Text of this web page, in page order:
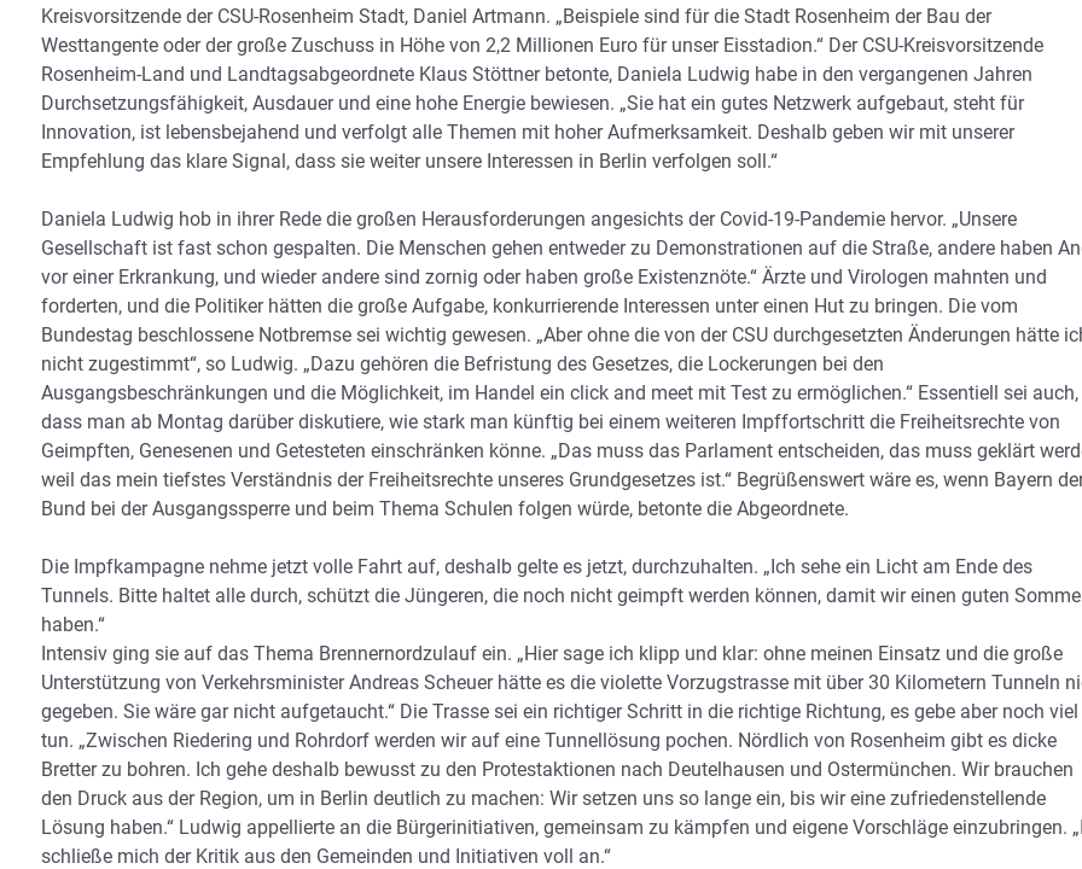
Kreisvorsitzende der CSU-Rosenheim Stadt, Daniel Artmann. „Beispiele sind für die Stadt Rosenheim der Bau der
Westtangente oder der große Zuschuss in Höhe von 2,2 Millionen Euro für unser Eisstadion.“ Der CSU-Kreisvorsitzende
Rosenheim-Land und Landtagsabgeordnete Klaus Stöttner betonte, Daniela Ludwig habe in den vergangenen Jahren
Durchsetzungsfähigkeit, Ausdauer und eine hohe Energie bewiesen. „Sie hat ein gutes Netzwerk aufgebaut, steht für
Innovation, ist lebensbejahend und verfolgt alle Themen mit hoher Aufmerksamkeit. Deshalb geben wir mit unserer
Empfehlung das klare Signal, dass sie weiter unsere Interessen in Berlin verfolgen soll.“
Daniela Ludwig hob in ihrer Rede die großen Herausforderungen angesichts der Covid-19-Pandemie hervor. „Unsere
Gesellschaft ist fast schon gespalten. Die Menschen gehen entweder zu Demonstrationen auf die Straße, andere haben
vor einer Erkrankung, und wieder andere sind zornig oder haben große Existenznöte.“ Ärzte und Virologen mahnten und
forderten, und die Politiker hätten die große Aufgabe, konkurrierende Interessen unter einen Hut zu bringen. Die vom
Bundestag beschlossene Notbremse sei wichtig gewesen. „Aber ohne die von der CSU durchgesetzten Änderungen hätte
nicht zugestimmt“, so Ludwig. „Dazu gehören die Befristung des Gesetzes, die Lockerungen bei den
Ausgangsbeschränkungen und die Möglichkeit, im Handel ein click and meet mit Test zu ermöglichen.“ Essentiell sei auch,
dass man ab Montag darüber diskutiere, wie stark man künftig bei einem weiteren Impffortschritt die Freiheitsrechte von
Geimpften, Genesenen und Getesteten einschränken könne. „Das muss das Parlament entscheiden, das muss geklärt
weil das mein tiefstes Verständnis der Freiheitsrechte unseres Grundgesetzes ist.“ Begrüßenswert wäre es, wenn Bayern
Bund bei der Ausgangssperre und beim Thema Schulen folgen würde, betonte die Abgeordnete.
Die Impfkampagne nehme jetzt volle Fahrt auf, deshalb gelte es jetzt, durchzuhalten. „Ich sehe ein Licht am Ende des
Tunnels. Bitte haltet alle durch, schützt die Jüngeren, die noch nicht geimpft werden können, damit wir einen guten
haben.“
Intensiv ging sie auf das Thema Brennernordzulauf ein. „Hier sage ich klipp und klar: ohne meinen Einsatz und die große
Unterstützung von Verkehrsminister Andreas Scheuer hätte es die violette Vorzugstrasse mit über 30 Kilometern Tunneln
gegeben. Sie wäre gar nicht aufgetaucht.“ Die Trasse sei ein richtiger Schritt in die richtige Richtung, es gebe aber noch
tun. „Zwischen Riedering und Rohrdorf werden wir auf eine Tunnellösung pochen. Nördlich von Rosenheim gibt es dicke
Bretter zu bohren. Ich gehe deshalb bewusst zu den Protestaktionen nach Deutelhausen und Ostermünchen. Wir brauchen
den Druck aus der Region, um in Berlin deutlich zu machen: Wir setzen uns so lange ein, bis wir eine zufriedenstellende
Lösung haben.“ Ludwig appellierte an die Bürgerinitiativen, gemeinsam zu kämpfen und eigene Vorschläge einzubringen.
schließe mich der Kritik aus den Gemeinden und Initiativen voll an.“